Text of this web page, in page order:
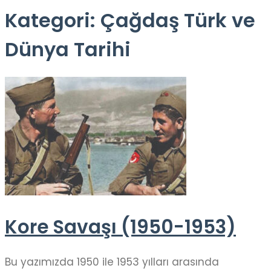
Kategori: Çağdaş Türk ve
Dünya Tarihi
Kore Savaşı (1950-1953)
Bu yazımızda 1950 ile 1953 yılları arasında